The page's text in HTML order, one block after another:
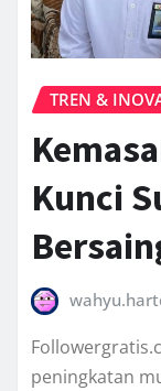
TREN &
Kunci
peningkatan